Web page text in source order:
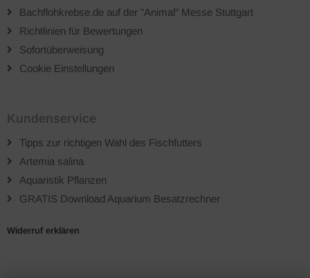
Bachflohkrebse.de auf der "Animal" Messe Stuttgart
Richtlinien für Bewertungen
Sofortüberweisung
Cookie Einstellungen
Kundenservice
Tipps zur richtigen Wahl des Fischfutters
Artemia salina
Aquaristik Pflanzen
GRATIS Download Aquarium Besatzrechner
Widerruf erklären